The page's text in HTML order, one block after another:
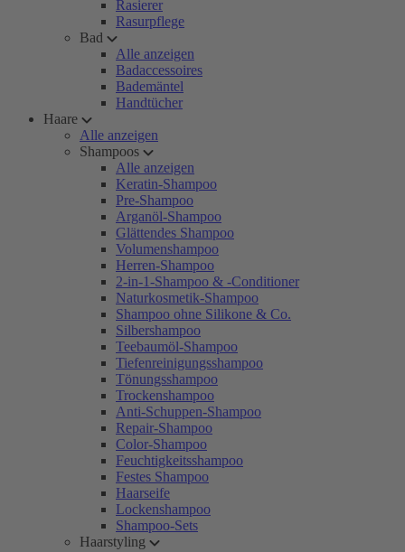
Rasierer
Rasurpflege
Bad
Alle anzeigen
Badaccessoires
Bademäntel
Handtücher
Haare
Alle anzeigen
Shampoos
Alle anzeigen
Keratin-Shampoo
Pre-Shampoo
Arganöl-Shampoo
Glättendes Shampoo
Volumenshampoo
Herren-Shampoo
2-in-1-Shampoo & -Conditioner
Naturkosmetik-Shampoo
Shampoo ohne Silikone & Co.
Silbershampoo
Teebaumöl-Shampoo
Tiefenreinigungsshampoo
Tönungsshampoo
Trockenshampoo
Anti-Schuppen-Shampoo
Repair-Shampoo
Color-Shampoo
Feuchtigkeitsshampoo
Festes Shampoo
Haarseife
Lockenshampoo
Shampoo-Sets
Haarstyling